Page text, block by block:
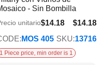
- Sin Bombilla
$14.18
$11.03
unitario$14.18
MOS 405 SKU:13716
1 Piece price, min order is 1